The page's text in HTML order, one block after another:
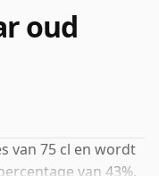
oud
van 75 cl en wordt
van 43%.